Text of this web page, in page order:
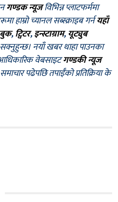
गण्डक न्यूजविभिन्न प्लाटफर्ममा
हाम्रो च्यानल सब्स्क्राइब गर्नयहाँ
,ट्विटर,इन्स्टाग्राम, यूट्युब
सक्नुहुन्छ। नयाँ खबर थाहा पाउनका
आधिकारिक वेबसाइटगण्डकी न्यूज
पढेपछि तपाईँको प्रतिक्रिया के